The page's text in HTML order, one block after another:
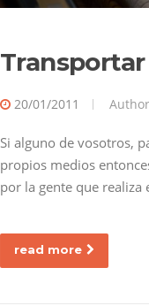
20/01/2011
Si alguno de vosotros,
propios medios
por la gente que
read more